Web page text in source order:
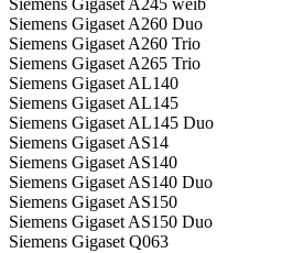
Siemens Gigaset A245 weib
Siemens Gigaset A260 Duo
Siemens Gigaset A260 Trio
Siemens Gigaset A265 Trio
Siemens Gigaset AL140
Siemens Gigaset AL145
Siemens Gigaset AL145 Duo
Siemens Gigaset AS14
Siemens Gigaset AS140
Siemens Gigaset AS140 Duo
Siemens Gigaset AS150
Siemens Gigaset AS150 Duo
Siemens Gigaset Q063